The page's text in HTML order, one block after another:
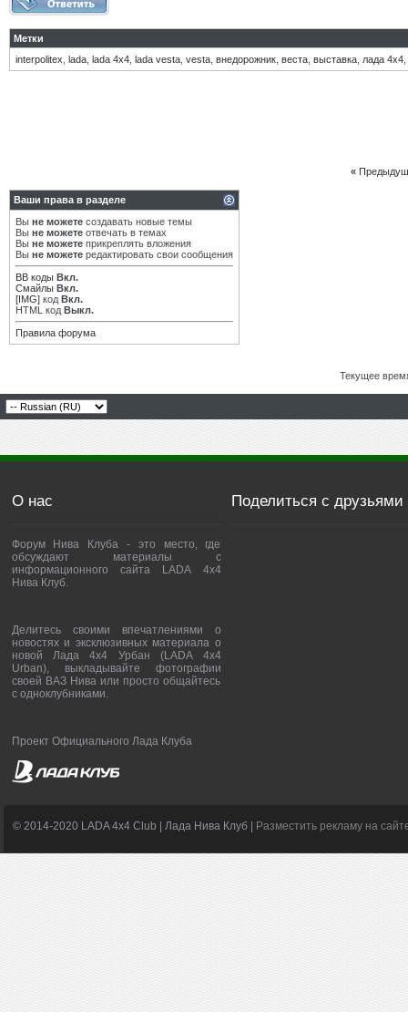
Метки
interpolitex lada lada 4х4 lada vesta vesta внедорожник веста выставка лада 4х4
«
Ваши права в разделе
Вы не можете создавать новые темы
Вы не можете отвечать в темах
Вы не можете прикреплять вложения
Вы не можете редактировать свои сообщения
BB коды Вкл.
Смайлы Вкл.
[IMG] код Вкл.
HTML код Выкл.
Правила форума
Текущее
О нас
Форум Нива Клуба - это место, где
обсуждают материалы с
информационного сайта LADA 4x4
Нива Клуб.
Делитесь своими впечатлениями о
новостях и эксклюзивных материала о
новой Лада 4х4 Урбан (LADA 4x4
Urban), выкладывайте фотографии
своей ВАЗ Нива или просто общайтесь
с одноклубниками.
Проект Официального Лада Клуба
Поделиться с друзьями
© 2014-2020 LADA 4x4 Club | Лада Нива Клуб | Разместить рекламу на